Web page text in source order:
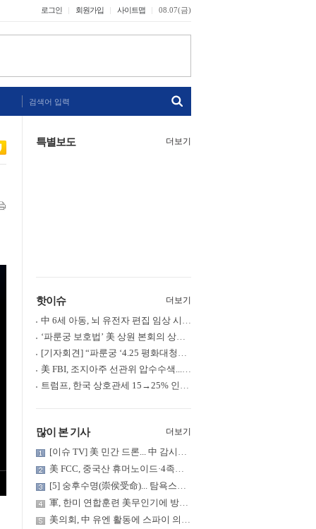
로그인 회원가입 사이트맵 08.07(금)
검색어 입력
특별보도 더보기
핫이슈 더보기
中 6세 아동, 뇌 유전자 편집 임상 시험 중 사망... 의료진 1년간 ....
‘파룬궁 보호법’ 美 상원 본회의 상정... 최종 입법 ‘초읽기’
[기자회견] “파룬궁 ‘4.25 평화대청원’ 기념 & 중공의 션윈 공연 .....
美 FBI, 조지아주 선관위 압수수색... 트럼프 “부정선거 증거 확보....
트럼프, 한국 상호관세 15→25% 인상... “韓 국회 무력합의 미비준”....
많이 본 기사 더보기
[이슈 TV] 美 민간 드론... 中 감시망 뚫고 군함 근접 촬영
美 FCC, 중국산 휴머노이드·4족보행 로봇·전력 인버터 신규 수입 .....
[5] 숭후수명(崇侯受命)... 탐욕스러운 북백후, 정벌의 기치를 올.....
軍, 한미 연합훈련 美무인기에 방공태세 발령... 왜?
美의회, 中 유엔 활동에 스파이 의혹 제기